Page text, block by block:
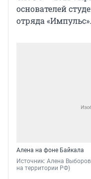
основателей
отряда «Импульс».
Алена на фоне Байкала
Источник: Алена
на территории РФ)